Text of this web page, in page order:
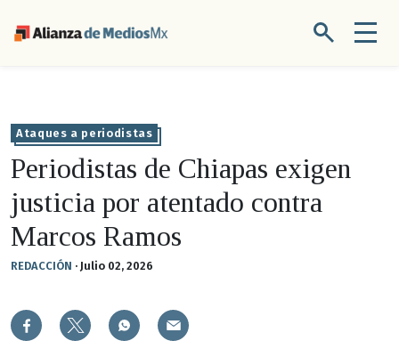
Ataques a periodistas
Periodistas de Chiapas exigen
justicia por atentado contra
Marcos Ramos
REDACCIÓN · Julio 02, 2026